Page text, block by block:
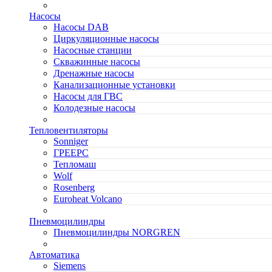
Насосы
Насосы DAB
Циркуляционные насосы
Насосные станции
Скважинные насосы
Дренажные насосы
Канализационные установки
Насосы для ГВС
Колодезные насосы
Тепловентиляторы
Sonniger
ГРЕЕРС
Тепломаш
Wolf
Rosenberg
Euroheat Volcano
Пневмоцилиндры
Пневмоцилиндры NORGREN
Автоматика
Siemens